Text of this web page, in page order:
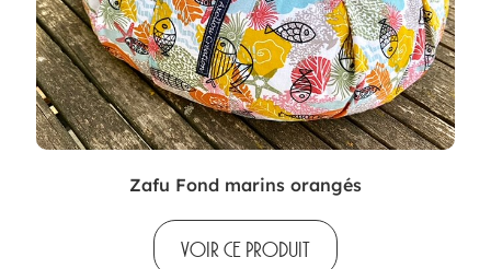
Zafu Fond marins orangés
VOIR CE PRODUIT